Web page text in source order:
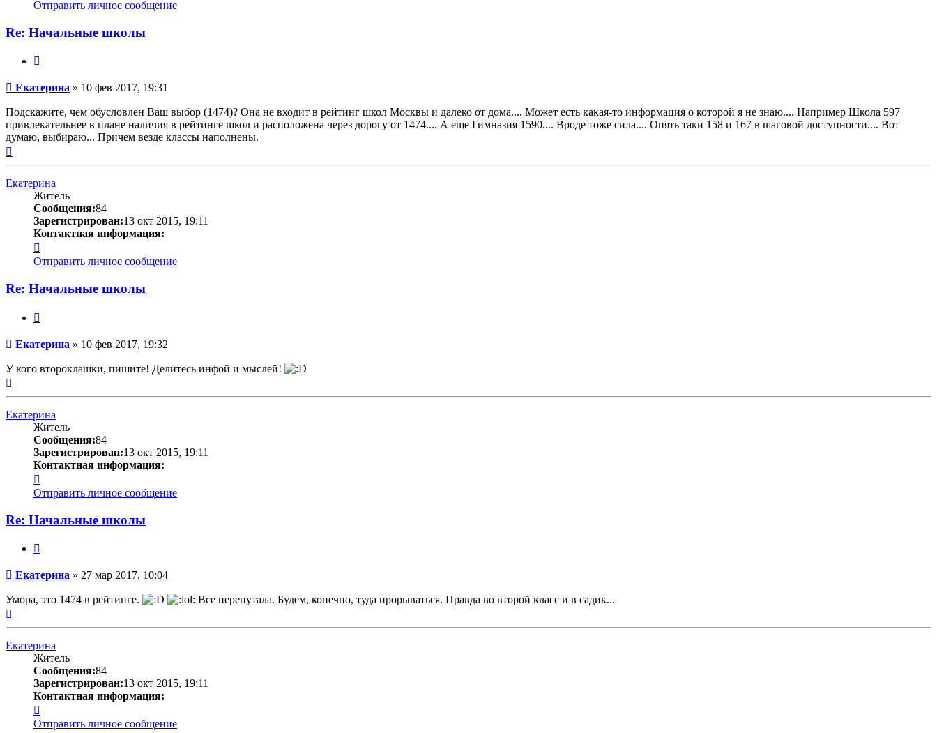
пользователя
Отправить личное сообщение
Re: Начальные школы
Сообщение
Екатерина » 10 фев 2017, 19:31
Подскажите, чем обусловлен Ваш выбор (1474)? Она не входит в рейтинг школ Москвы и далеко от дома.... Может есть какая-то информация о которой я не знаю.... Например Школа 597
привлекательнее в плане наличия в рейтинге школ и расположена через дорогу от 1474.... А еще Гимназия 1590.... Вроде тоже сила.... Опять таки 158 и 167 в шаговой доступности.... Вот
думаю, выбираю... Причем везде классы наполнены.
к
Екатерина
Житель
Сообщения:84
Зарегистрирован:13 окт 2015, 19:11
Контактная информация:
информация
пользователя
Отправить личное сообщение
Re: Начальные школы
Сообщение
Екатерина » 10 фев 2017, 19:32
У кого второклашки, пишите! Делитесь инфой и мыслей!
Екатерина
Житель
Сообщения:84
Зарегистрирован:13 окт 2015, 19:11
Контактная информация:
информация
пользователя
Отправить личное сообщение
Re: Начальные школы
Сообщение
Екатерина » 27 мар 2017, 10:04
Умора, это 1474 в рейтинге.
Все перепутала. Будем, конечно, туда прорываться. Правда во второй класс и в садик...
Екатерина
Житель
Сообщения:84
Зарегистрирован:13 окт 2015, 19:11
Контактная информация:
информация
Отправить личное сообщение